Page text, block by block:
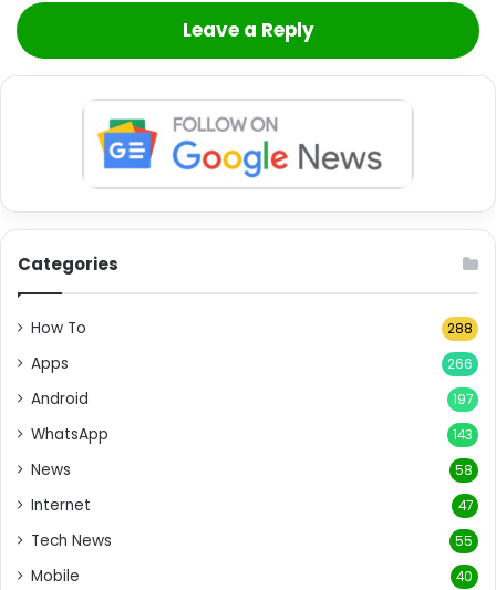
Leave a Reply
Categories
How To 288
Apps 266
Android 197
WhatsApp 143
News 58
Internet 47
Tech News 55
Mobile 40